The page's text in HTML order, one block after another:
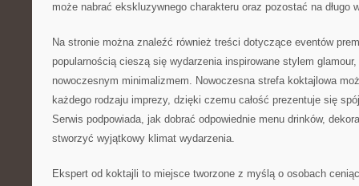
może nabrać ekskluzywnego charakteru oraz pozostać na długo
Na stronie można znaleźć również treści dotyczące eventów
popularnością cieszą się wydarzenia inspirowane stylem
nowoczesnym minimalizmem. Nowoczesna strefa koktajlowa
każdego rodzaju imprezy, dzięki czemu całość prezentuje się
Serwis podpowiada, jak dobrać odpowiednie menu drinków,
stworzyć wyjątkowy klimat wydarzenia.
Ekspert od koktajli to miejsce tworzone z myślą o osobach